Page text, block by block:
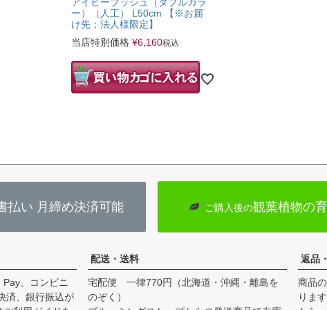
ー）（人工） L50cm 【※お届
け先：法人様限定】
当店特別価格 ¥6,160税込
払い 月締め決済可能 ご購入後の観葉植物の
、コンビニ
済、銀行振込が
配送・送料
宅配便 一律770円（北海道・沖縄・離島を
のぞく）
返品
商品
りま